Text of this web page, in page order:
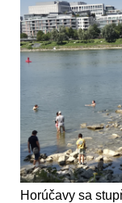
Horúčavy sa